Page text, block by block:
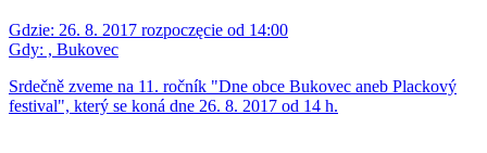
Gdzie: 26. 8. 2017 rozpoczęcie od 14:00
Gdy: , Bukovec
Srdečně zveme na 11. ročník "Dne obce Bukovec aneb Plackový
festival", který se koná dne 26. 8. 2017 od 14 h.